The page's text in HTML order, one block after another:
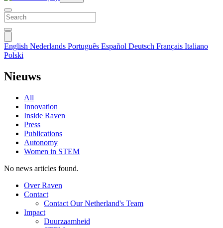
English Nederlands Português Español Deutsch Français Italiano
Polski
Nieuws
All
Innovation
Inside Raven
Press
Publications
Autonomy
Women in STEM
No news articles found.
Over Raven
Contact
Contact Our Netherland's Team
Impact
Duurzaamheid